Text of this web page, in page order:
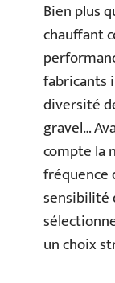
Bien plus
chauffant
fabricants
diversité
gravel…
compte la
fréquence
sensibilité
un choix